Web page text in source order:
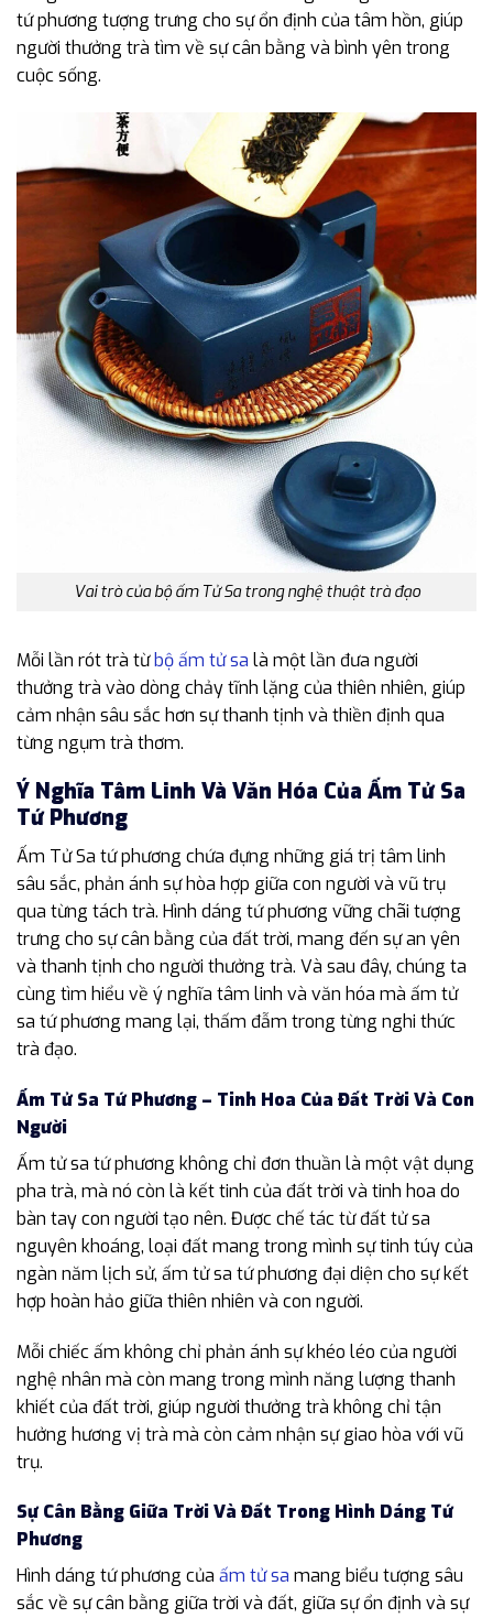
tứ phương tượng trưng cho sự ổn định của tâm hồn, giúp
người thưởng trà tìm về sự cân bằng và bình yên trong
cuộc sống.
Vai trò của bộ ấm Tử Sa trong nghệ thuật trà đạo
Mỗi lần rót trà từbộ ấm tử sa là một lần đưa người
thưởng trà vào dòng chảy tĩnh lặng của thiên nhiên, giúp
cảm nhận sâu sắc hơn sự thanh tịnh và thiền định qua
từng ngụm trà thơm.
Ý Nghĩa Tâm Linh Và Văn Hóa Của Ấm Tử Sa
Tứ Phương
Ấm Tử Sa tứ phương chứa đựng những giá trị tâm linh
sâu sắc, phản ánh sự hòa hợp giữa con người và vũ trụ
qua từng tách trà. Hình dáng tứ phương vững chãi tượng
trưng cho sự cân bằng của đất trời, mang đến sự an yên
và thanh tịnh cho người thưởng trà. Và sau đây, chúng ta
cùng tìm hiểu về ý nghĩa tâm linh và văn hóa mà ấm tử
sa tứ phương mang lại, thấm đẫm trong từng nghi thức
trà đạo.
Ấm Tử Sa Tứ Phương – Tinh Hoa Của Đất Trời Và Con
Người
Ấm tử sa tứ phương không chỉ đơn thuần là một vật dụng
pha trà, mà nó còn là kết tinh của đất trời và tinh hoa do
bàn tay con người tạo nên. Được chế tác từ đất tử sa
nguyên khoáng, loại đất mang trong mình sự tinh túy của
ngàn năm lịch sử, ấm tử sa tứ phương đại diện cho sự kết
hợp hoàn hảo giữa thiên nhiên và con người.
Mỗi chiếc ấm không chỉ phản ánh sự khéo léo của người
nghệ nhân mà còn mang trong mình năng lượng thanh
khiết của đất trời, giúp người thưởng trà không chỉ tận
hưởng hương vị trà mà còn cảm nhận sự giao hòa với vũ
trụ.
Sự Cân Bằng Giữa Trời Và Đất Trong Hình Dáng Tứ
Phương
Hình dáng tứ phương của ấm tử sa mang biểu tượng sâu
sắc về sự cân bằng giữa trời và đất, giữa sự ổn định và sự